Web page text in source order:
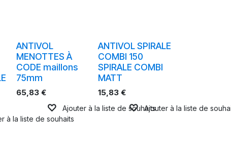
à la liste de souhaits
ANTIVOL
MENOTTES À
CODE maillons
75mm
65,83 €
Ajouter à la liste de souhaits
ANTIVOL SPIRALE
COMBI 150
SPIRALE COMBI
MATT
15,83 €
Ajouter à la liste de